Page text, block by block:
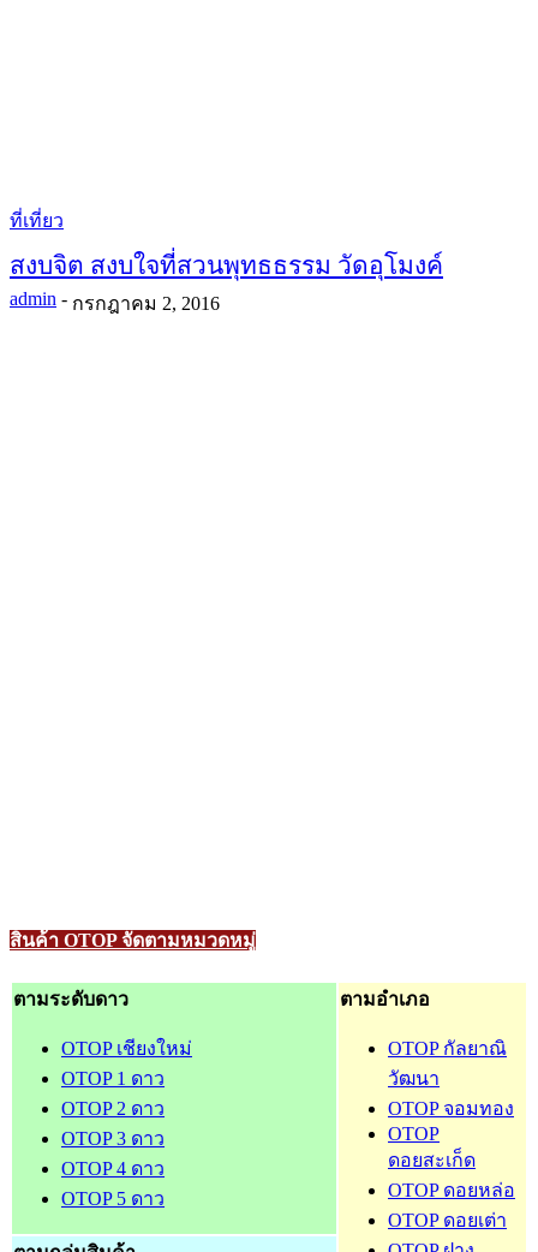
ที่เที่ยว
สงบจิต สงบใจที่สวนพุทธธรรม วัดอุโมงค์
admin - กรกฎาคม 2, 2016
สินค้า OTOP จัดตามหมวดหมู่
ตามระดับดาว
OTOP เชียงใหม่
OTOP 1 ดาว
OTOP 2 ดาว
OTOP 3 ดาว
OTOP 4 ดาว
OTOP 5 ดาว
ตามอำเภอ
OTOP กัลยาณิ
วัฒนา
OTOP จอมทอง
OTOP
ดอยสะเก็ด
OTOP ดอยหล่อ
OTOP ดอยเต่า